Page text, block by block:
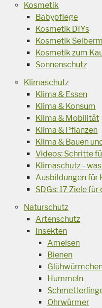
Kosmetik
Babypflege
Kosmetik DIYs
Kosmetik
Kosmetik zum
Sonnenschutz
Klimaschutz
Klima & Essen
Klima & Konsum
Klima & Mobilität
Klima & Pflanzen
Klima & Bauen
Videos: Schritte
Klimaschutz -
Ausbildungen für
SDGs: 17 Ziele
Naturschutz
Artenschutz
Insekten
Ameisen
Bienen
Hummeln
Ohrwürmer